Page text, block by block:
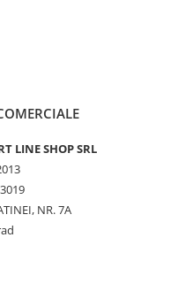
LINE SHOP SRL
NR. 7A